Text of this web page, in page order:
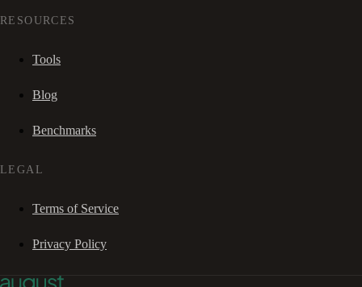
RESOURCES
Tools
Blog
Benchmarks
LEGAL
Terms of Service
Privacy Policy